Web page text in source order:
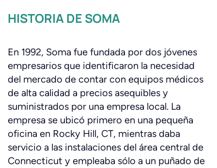
HISTORIA DE SOMA
En 1992, Soma fue fundada por dos jóvenes
empresarios que identificaron la necesidad
del mercado de contar con equipos médicos
de alta calidad a precios asequibles y
suministrados por una empresa local. La
empresa se ubicó primero en una pequeña
oficina en Rocky Hill, CT, mientras daba
servicio a las instalaciones del área central de
Connecticut y empleaba sólo a un puñado de